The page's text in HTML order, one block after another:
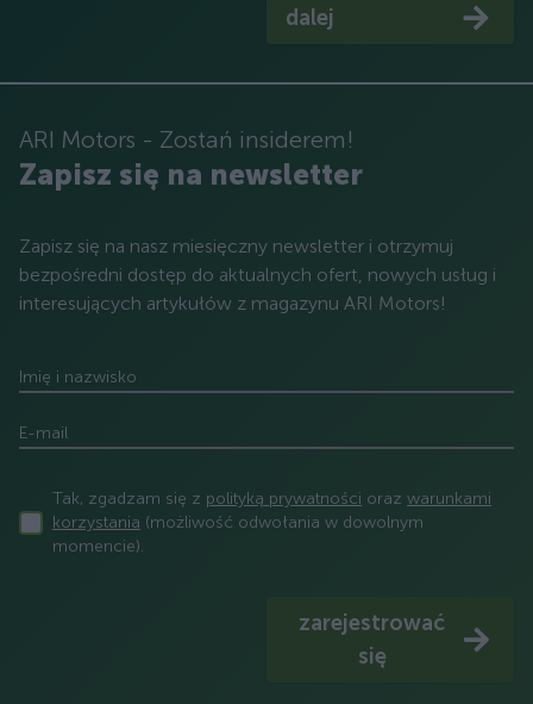
dalej
ARI Motors - Zostań insiderem!
Zapisz się na newsletter
Zapisz się na nasz miesięczny newsletter i otrzymuj
bezpośredni dostęp do aktualnych ofert, nowych usług i
interesujących artykułów z magazynu ARI Motors!
Imię i nazwisko
E-mail
Tak, zgadzam się z polityką prywatności oraz warunkami
korzystania (możliwość odwołania w dowolnym
momencie).
zarejestrować
się